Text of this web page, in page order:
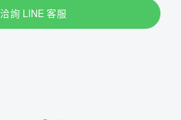
洽詢 LINE 客服